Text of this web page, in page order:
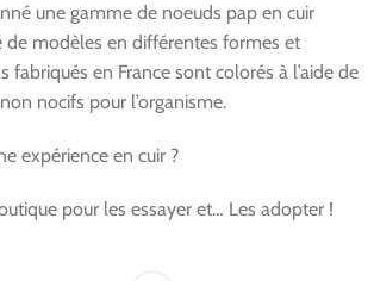
une gamme de noeuds pap en cuir
de modèles en différentes formes et
fabriqués en France sont colorés à l’aide de
nocifs pour l’organisme.
expérience en cuir ?
pour les essayer et… Les adopter !